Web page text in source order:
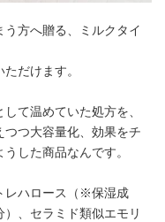
方へ贈る、ミルクタイ
だけます。
て温めていた処方を、
つ大容量化、効果をチ
した商品なんです。
レハロース（※保湿成
、セラミド類似エモリ